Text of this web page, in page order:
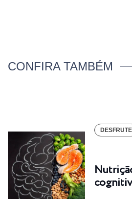
CONFIRA TAMBÉM
DESFRUTE